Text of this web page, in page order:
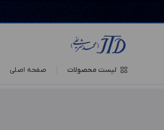
لیست محصولات صفحه اصلی